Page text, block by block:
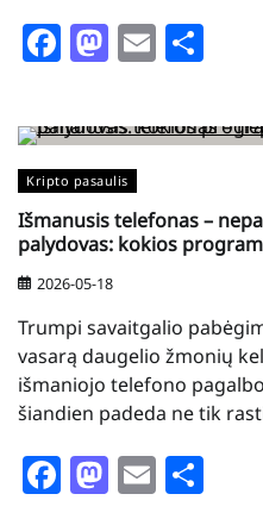
Facebook
Mastodon
Email
Kripto pasaulis
Išmanusis telefonas –
palydovas: kokios
2026-05-18
Trumpi savaitgalio
vasarą daugelio žmonių
išmaniojo telefono
šiandien padeda ne tik
Facebook
Mastodon
Email